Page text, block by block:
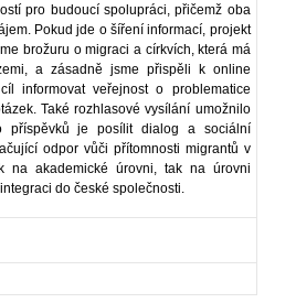
pro budoucí spolupráci, přičemž oba
Pokud jde o šíření informací, projekt
brožuru o migraci a církvích, která má
a zásadně jsme přispěli k online
informovat veřejnost o problematice
Také rozhlasové vysílání umožnilo
příspěvků je posílit dialog a sociální
odpor vůči přítomnosti migrantů v
na akademické úrovni, tak na úrovni
do české společnosti.